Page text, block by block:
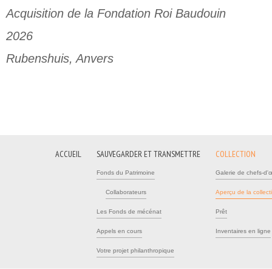
Acquisition de la Fondation Roi Baudouin
2026
Rubenshuis, Anvers
ACCUEIL SAUVEGARDER ET TRANSMETTRE
Fonds du Patrimoine
Collaborateurs
Les Fonds de mécénat
Appels en cours
Votre projet philanthropique
COLLECTION
Galerie de chefs-
Aperçu de la
Prêt
Inventaires en ligne